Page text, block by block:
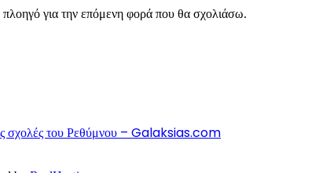
για την επόμενη φορά που θα σχολιάσω.
σχολές του Ρεθύμνου – Galaksias.com